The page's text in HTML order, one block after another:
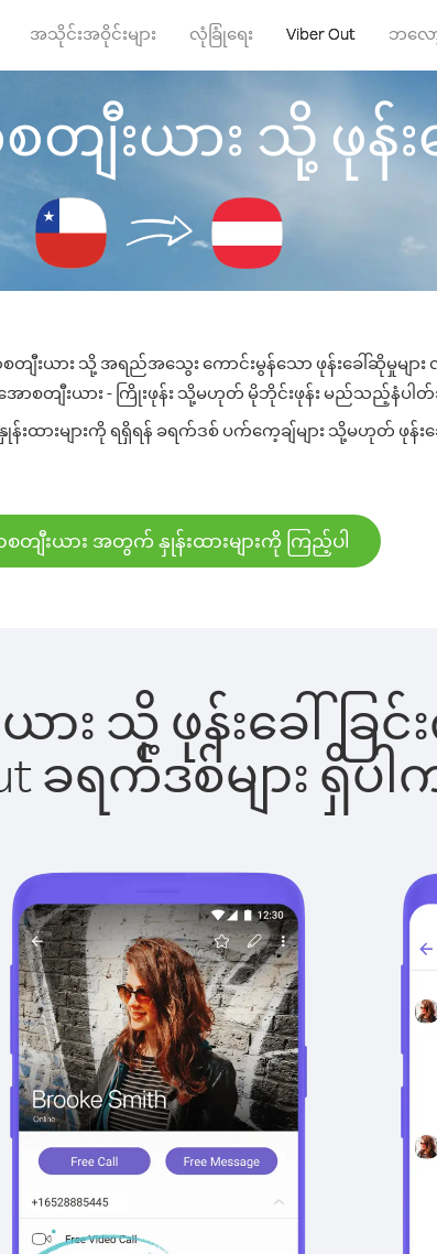
အသိုင်းအဝိုင်းများ လုံခြုံရေး Viber Out ဘလေ
တျီးယား သို့ ဖုန်
စတျီးယား သို့ အရည်အသွေး ကောင်းမွန်သော ဖုန်းခေါ်ဆိုမှုမျ
အောစတျီးယား - ကြိုးဖုန်း သို့မဟုတ် မိုဘိုင်းဖုန်း မည်သည့်နံပါ
ထားများကို ရရှိရန် ခရက်ဒစ် ပက်ကေ့ချ်များ သို့မဟုတ် ဖု
စတျီးယား အတွက် နှုန်းထားများကို ကြည့်ပါ
းယား သို့ ဖုန်းခေါ်
ခရက်ဒစ်များ ရှိ